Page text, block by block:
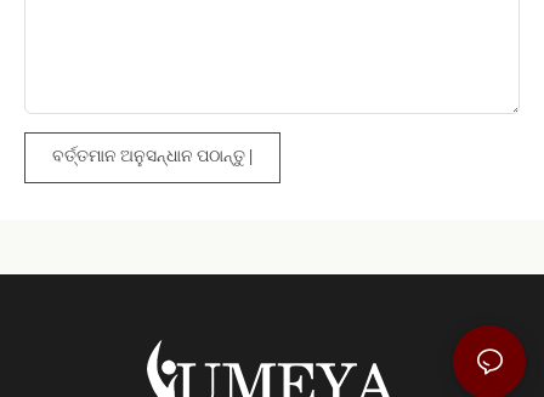
ବର୍ତ୍ତମାନ ଅନୁସନ୍ଧାନ ପଠାନ୍ତୁ |